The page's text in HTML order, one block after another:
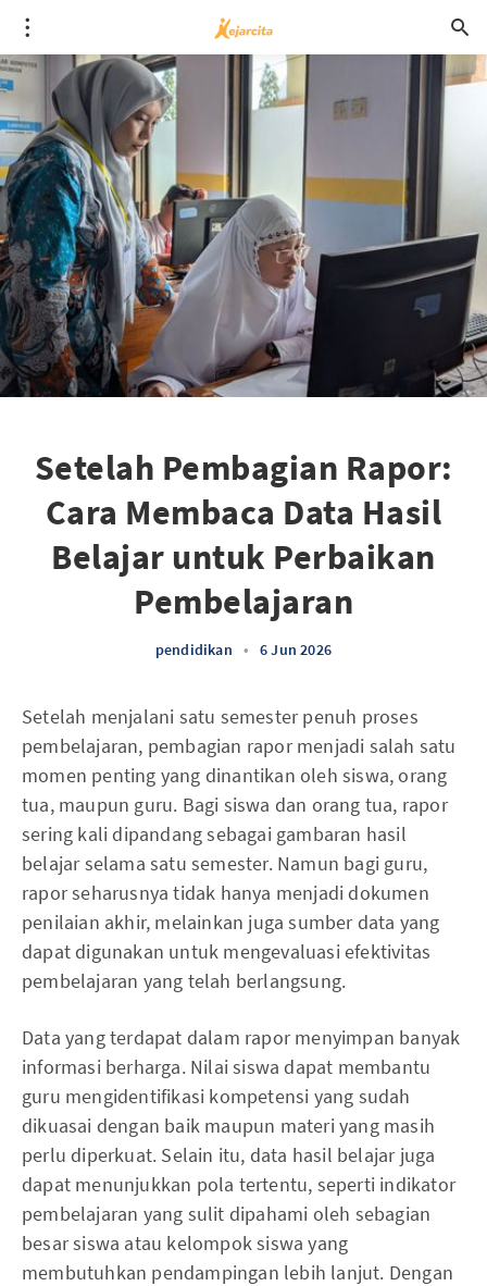
Setelah Pembagian Rapor:
Cara Membaca Data Hasil
Belajar untuk Perbaikan
Pembelajaran
pendidikan • 6 Jun 2026
Setelah menjalani satu semester penuh proses
pembelajaran, pembagian rapor menjadi salah satu
momen penting yang dinantikan oleh siswa, orang
tua, maupun guru. Bagi siswa dan orang tua, rapor
sering kali dipandang sebagai gambaran hasil
belajar selama satu semester. Namun bagi guru,
rapor seharusnya tidak hanya menjadi dokumen
penilaian akhir, melainkan juga sumber data yang
dapat digunakan untuk mengevaluasi efektivitas
pembelajaran yang telah berlangsung.
Data yang terdapat dalam rapor menyimpan banyak
informasi berharga. Nilai siswa dapat membantu
guru mengidentifikasi kompetensi yang sudah
dikuasai dengan baik maupun materi yang masih
perlu diperkuat. Selain itu, data hasil belajar juga
dapat menunjukkan pola tertentu, seperti indikator
pembelajaran yang sulit dipahami oleh sebagian
besar siswa atau kelompok siswa yang
membutuhkan pendampingan lebih lanjut. Dengan